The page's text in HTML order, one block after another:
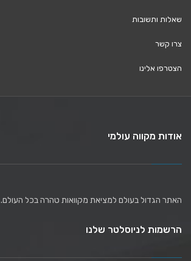
שאלות ותשובות
צרו קשר
הצטרפו אלינו
אודות מקווה עולמי
האתר הגדול בעולם למציאת מקוואות טהרה בכל העולם.
הרשמות לניוסלטר שלנו